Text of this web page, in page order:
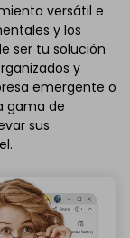
versátil e
y los
ser tu solución
y
emergente o
gama de
sus